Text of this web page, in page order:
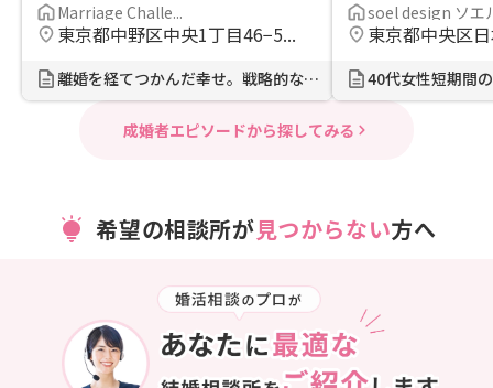
Marriage Challe...
東京都中野区中央1丁目46−5...
離婚を経てつかんだ幸せ。戦略的な婚...
soel design ソエ
東京都中央区
40代女性短期間
成婚者エピソードから探してみる
希望の相談所が見つからない方へ